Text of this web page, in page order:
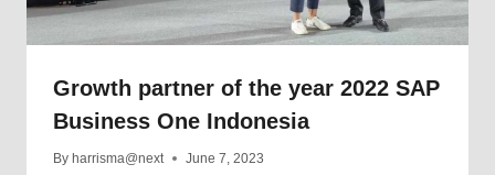
Growth partner of the year 2022 SAP
Business One Indonesia
By harrisma@next June 7, 2023